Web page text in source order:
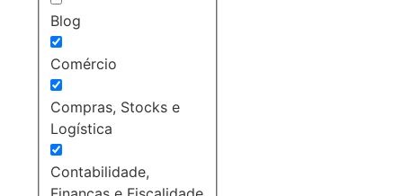
Blog
Comércio
Compras, Stocks e
Logística
Contabilidade,